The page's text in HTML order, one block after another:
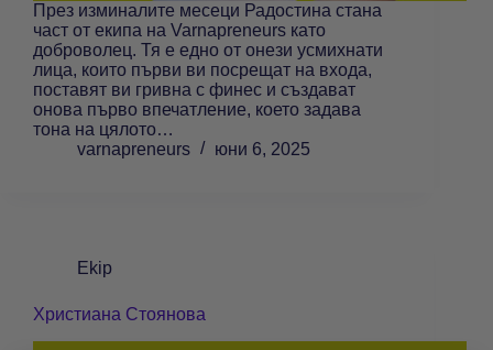
През изминалите месеци Радостина стана
част от екипа на Varnapreneurs като
доброволец. Тя е едно от онези усмихнати
лица, които първи ви посрещат на входа,
поставят ви гривна с финес и създават
онова първо впечатление, което задава
тона на цялото…
varnapreneurs
юни 6, 2025
Ekip
Христиана Стоянова